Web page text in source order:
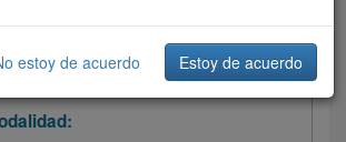
estoy de acuerdo Estoy de acuerdo